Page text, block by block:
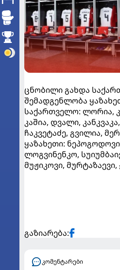
ცნობილი გახდა
შემადგენლობა
საქართველო: ლორია,
კაშია, დვალი,
ჩაკვეტაძე, გვილია,
ყაზახეთი:
ლოგვინენკო,
მუჟიკოვი,
გაზიარება:
კომენტარები